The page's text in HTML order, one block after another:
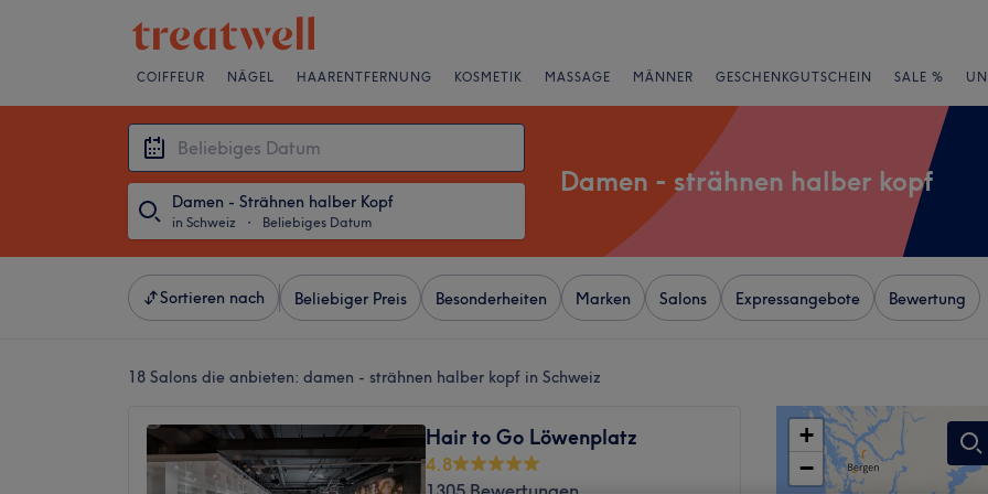
COIFFEUR NÄGEL HAARENTFERNUNG KOSMETIK MASSAGE MÄNNER GESCHENKGUTSCHEIN SALE %
Damen - Strähnen halber Kopf
in Schweiz ・ Beliebiges Datum
Damen - strähnen halber kopf
Sortieren nach Beliebiger Preis Besonderheiten Marken Salons Expressangebote Bewertung
18 Salons die anbieten: damen - strähnen halber kopf in Schweiz
Hair to Go Löwenplatz
4.8
+
−